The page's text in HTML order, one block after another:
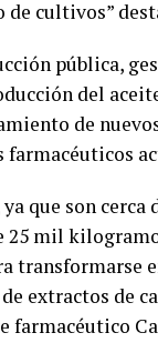
cultivos”
pública,
del
de
que son
25 mil
transformarse
extractos de